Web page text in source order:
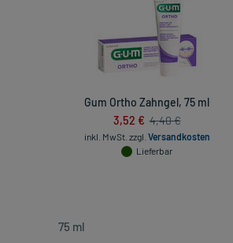
Gum Ortho Zahngel, 75 ml
3,52 € 4,40 €
inkl. MwSt. zzgl. Versandkosten
Lieferbar